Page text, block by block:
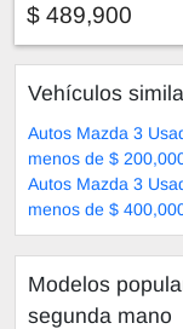
$ 489,900
Vehículos
Autos Mazda 3
menos de $
Autos Mazda 3
menos de $
Modelos
segunda mano